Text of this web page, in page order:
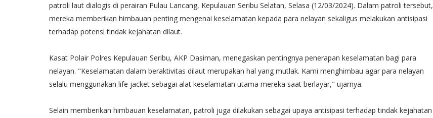
patroli laut dialogis di perairan Pulau Lancang, Kepulauan Seribu Selatan, Selasa (12/03/2024). Dalam patroli tersebut,
mereka memberikan himbauan penting mengenai keselamatan kepada para nelayan sekaligus melakukan antisipasi
terhadap potensi tindak kejahatan dilaut.
Kasat Polair Polres Kepulauan Seribu, AKP Dasiman, menegaskan pentingnya penerapan keselamatan bagi para
nelayan. "Keselamatan dalam beraktivitas dilaut merupakan hal yang mutlak. Kami menghimbau agar para nelayan
selalu menggunakan life jacket sebagai alat keselamatan utama mereka saat berlayar," ujarnya.
Selain memberikan himbauan keselamatan, patroli juga dilakukan sebagai upaya antisipasi terhadap tindak kejahatan